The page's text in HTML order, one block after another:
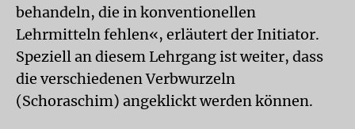
behandeln, die in konventionellen
Lehrmitteln fehlen«, erläutert der Initiator.
Speziell an diesem Lehrgang ist weiter, dass
die verschiedenen Verbwurzeln
(Schoraschim) angeklickt werden können.